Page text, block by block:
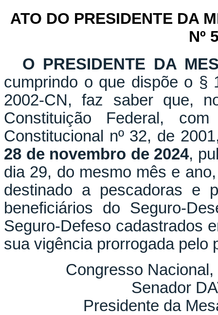
ATO DO PRESIDENTE DA
Nº
O PRESIDENTE DA
cumprindo o que dispõe o §
2002-CN, faz saber que,
Constituição Federal,
Constitucional nº 32, de
28 de novembro de 2024,
dia 29, do mesmo mês e
destinado a pescadoras e
beneficiários do Seguro-
Seguro-Defeso cadastrados
sua vigência prorrogada pelo
Congresso
Senador
Presidente da